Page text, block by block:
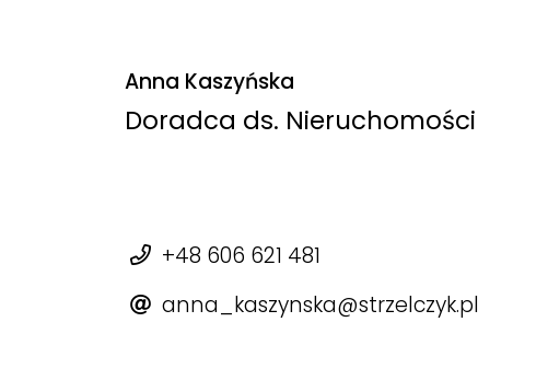
Anna Kaszyńska
Doradca ds. Nieruchomości
+48 606 621 481
anna_kaszynska@strzelczyk.pl